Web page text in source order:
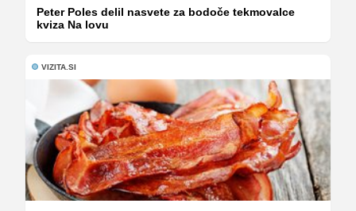
Peter Poles delil nasvete za bodoče tekmovalce
kviza Na lovu
VIZITA.SI